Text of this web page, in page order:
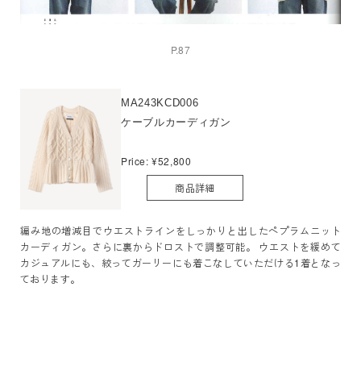
P.87
MA243KCD006
ケーブルカーディガン
Price: ¥52,800
商品詳細
編み地の増減目でウエストラインをしっかりと出したペプラムニット
カーディガン。さらに裏からドロストで調整可能。 ウエストを緩めて
カジュアルにも、絞ってガーリーにも着こなしていただける1着となっ
ております。